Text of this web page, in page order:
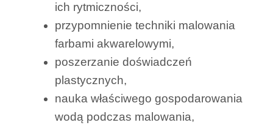
ich rytmiczności,
przypomnienie techniki malowania
farbami akwarelowymi,
poszerzanie doświadczeń
plastycznych,
nauka właściwego gospodarowania
wodą podczas malowania,